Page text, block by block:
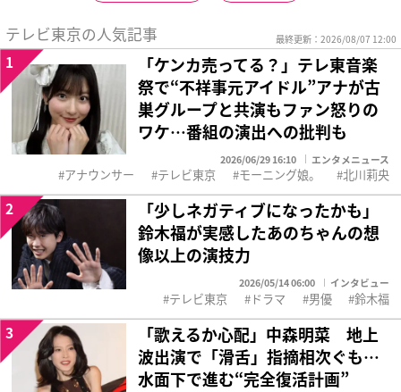
テレビ東京の人気記事 最終更新：2026/08/07 12:00
「ケンカ売ってる？」テレ東音楽
祭で“不祥事元アイドル”アナが古
巣グループと共演もファン怒りの
ワケ…番組の演出への批判も
2026/06/29 16:10 エンタメニュース
1
アナウンサー テレビ東京 モーニング娘。 北川莉央
「少しネガティブになったかも」
鈴木福が実感したあのちゃんの想
像以上の演技力
2026/05/14 06:00 インタビュー
2
テレビ東京 ドラマ 男優 鈴木福
「歌えるか心配」中森明菜 地上
波出演で「滑舌」指摘相次ぐも…
水面下で進む“完全復活計画”
3